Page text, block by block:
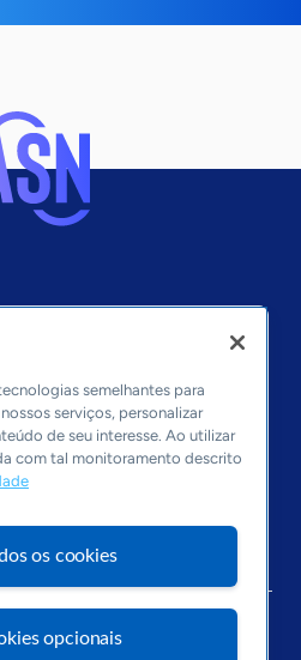
semelhantes para
serviços, personalizar
de seu interesse. Ao utilizar
com tal monitoramento descrito
os cookies
opcionais